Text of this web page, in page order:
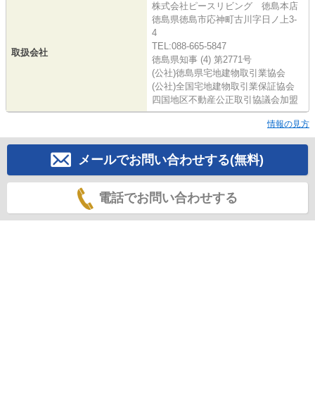
取扱会社
株式会社ピースリビング 徳島本店
徳島県徳島市応神町古川字日ノ上3-
4
TEL:088-665-5847
徳島県知事 (4) 第2771号
(公社)徳島県宅地建物取引業協会
(公社)全国宅地建物取引業保証協会
四国地区不動産公正取引協議会加盟
情報の見方
メールでお問い合わせする(無料)
電話でお問い合わせする